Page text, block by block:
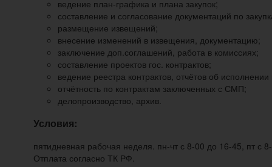
ведение план-графика и плана закупок;
составление и согласование документаций по
размещение извещений;
внесение изменений в извещения, документацию;
заключение доп.соглашений, работа в комиссиях;
составление проектов гос. контрактов;
ведение реестра контрактов, отчётов об исполнении
отчётность по контрактам заключенных с СМП;
делопроизводство, архив.
Условия:
пятидневная рабочая неделя. пн-чт с 8-00 до 16-45, пт с
Отплата согласно ТК РФ.